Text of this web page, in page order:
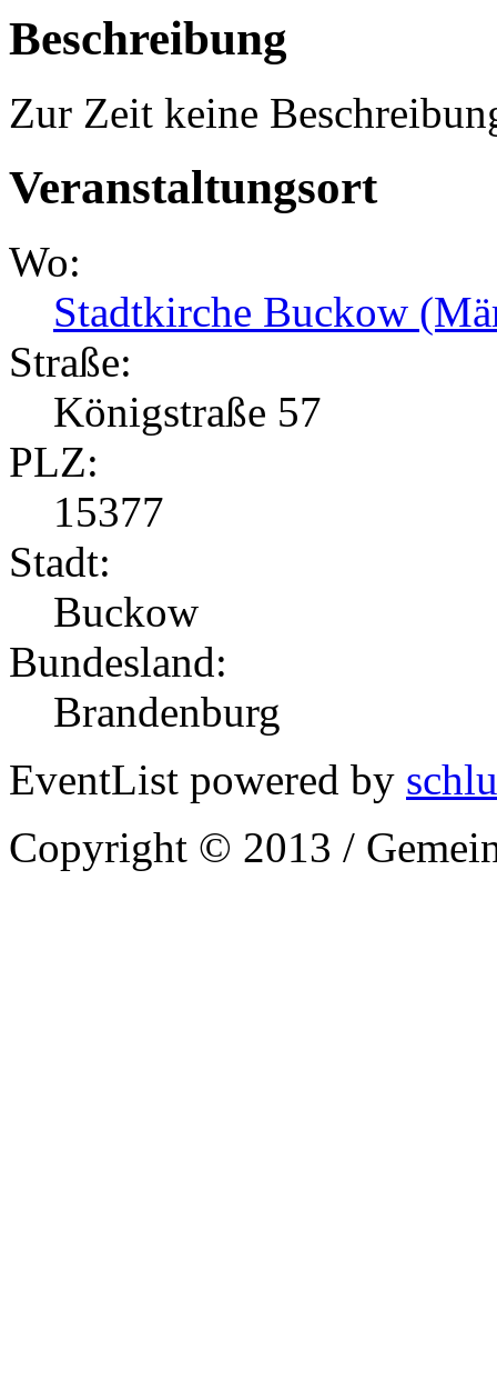
Beschreibung
Zur Zeit keine
Veranstaltungsort
Wo:
Stadtkirche Buckow
Straße:
Königstraße 57
PLZ:
15377
Stadt:
Buckow
Bundesland:
Brandenburg
EventList powered by
Copyright © 2013 /